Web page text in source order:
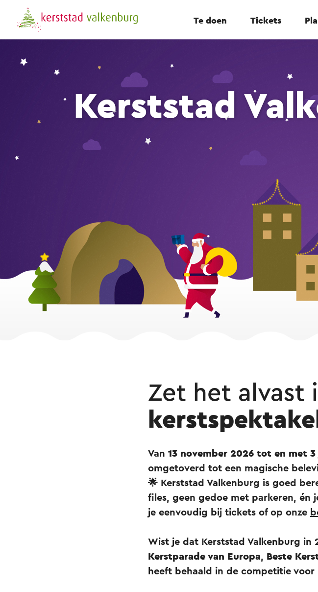
Te doen Tickets
Kerststad
Zet het alvast
Van 13 november 2026 tot en met
omgetoverd tot een magische
🌟 Kerststad Valkenburg is goed
files, geen gedoe met parkeren, én
je eenvoudig bij tickets of op onze
Wist je dat Kerststad Valkenburg in
Kerstparade van Europa, Beste
heeft behaald in de competitie voor